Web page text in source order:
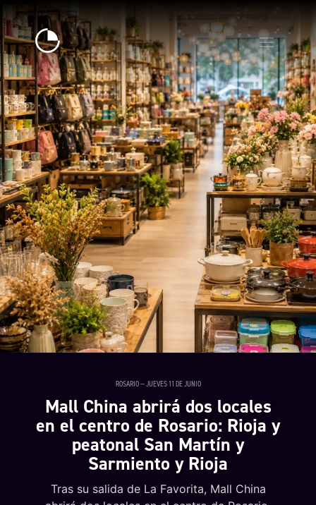
ROSARIO — JUEVES 11 DE JUNIO
Mall China abrirá dos locales
en el centro de Rosario: Rioja y
peatonal San Martín y
Sarmiento y Rioja
Tras su salida de La Favorita, Mall China